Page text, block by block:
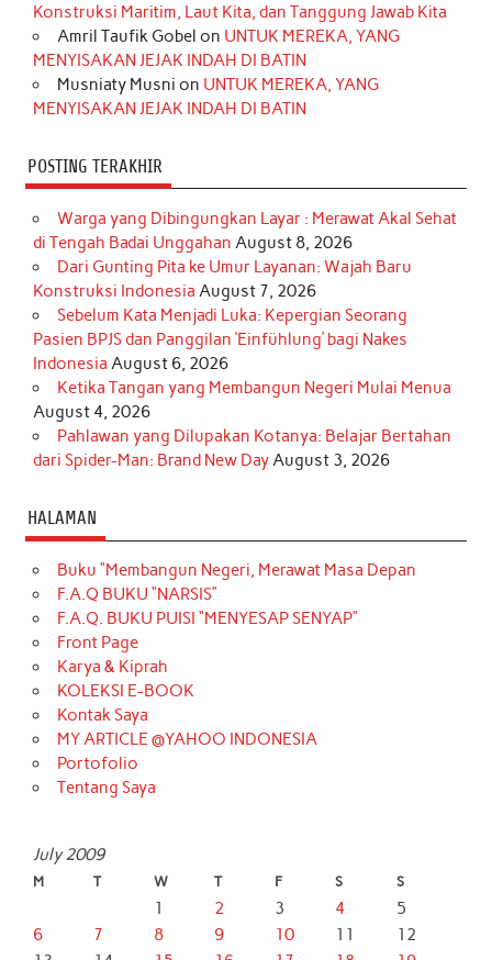
k
a
m
s
t
n
Konstruksi Maritim, Laut Kita, dan Tanggung Jawab Kita
Amril Taufik Gobel on UNTUK MEREKA, YANG
MENYISAKAN JEJAK INDAH DI BATIN
Musniaty Musni on UNTUK MEREKA, YANG
MENYISAKAN JEJAK INDAH DI BATIN
POSTING TERAKHIR
Warga yang Dibingungkan Layar : Merawat Akal Sehat
di Tengah Badai Unggahan August 8, 2026
Dari Gunting Pita ke Umur Layanan: Wajah Baru
Konstruksi Indonesia August 7, 2026
Sebelum Kata Menjadi Luka: Kepergian Seorang
Pasien BPJS dan Panggilan ‘Einfühlung’ bagi Nakes
Indonesia August 6, 2026
Ketika Tangan yang Membangun Negeri Mulai Menua
August 4, 2026
Pahlawan yang Dilupakan Kotanya: Belajar Bertahan
dari Spider-Man: Brand New DayAugust 3, 2026
HALAMAN
Buku “Membangun Negeri, Merawat Masa Depan
F.A.Q BUKU “NARSIS”
F.A.Q. BUKU PUISI “MENYESAP SENYAP”
Front Page
Karya & Kiprah
KOLEKSI E-BOOK
Kontak Saya
MY ARTICLE @YAHOO INDONESIA
Portofolio
Tentang Saya
July 2009
M T W T F S S
1 2 3 4
5
6
7 8 9 10 11
12